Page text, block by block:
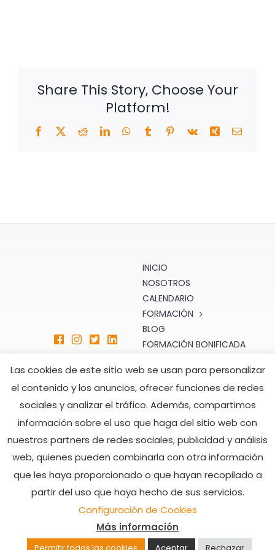
Share This Story, Choose Your
Platform!
Facebook
TwitterRedditLinkedInWhatsApp
TumblrPinterest
Vk Xing Correo
INICIO
NOSOTROS
CALENDARIO
FORMACIÓN
BLOG
FORMACIÓN BONIFICADA
TIENDA
CONTACTO
ATENCIÓN AL CLIENTE
formacion@seprom.es
902 008 482
928 505 216
HORARIO DE ATENCIÓN
TELEFÓNICA
Lunes a Viernes
De 7:00h a 15:00h
© SEPROM 2022 |Aviso legal y política de privacidad
Política de cookies
| Web desarrollada por
Las cookies de este sitio web se usan para personalizar
el contenido y los anuncios, ofrecer funciones de redes
sociales y analizar el tráfico. Además, compartimos
información sobre el uso que haga del sitio web con
nuestros partners de redes sociales, publicidad y análisis
web, quienes pueden combinarla con otra información
que les haya proporcionado o que hayan recopilado a
partir del uso que haya hecho de sus servicios.
Configuración de Cookies
Más información